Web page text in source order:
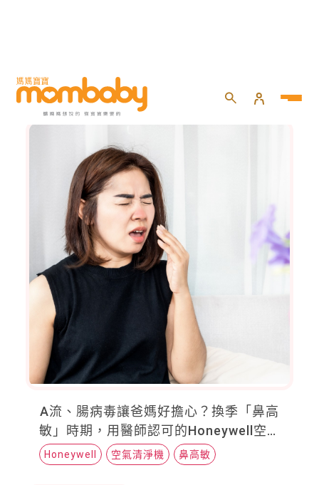
育兒強心針
A流、腸病毒讓爸媽好擔心？換季「鼻高
敏」時期，用醫師認可的Honeywell空氣
清淨機擊退空氣與環境「三害」，解除敏
感更擊退細菌病毒
Honeywell 空氣清淨機 鼻高敏